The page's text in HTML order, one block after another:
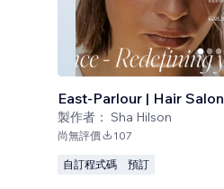
East-Parlour | Hair Salon
製作者： Sha Hilson
尚無評價 107
自訂程式碼 預訂